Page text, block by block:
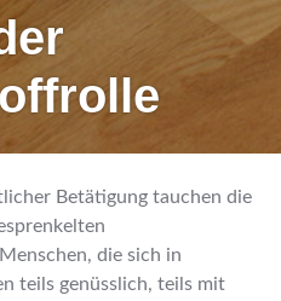
Betätigung tauchen die
die sich in
teils genüsslich, teils mit